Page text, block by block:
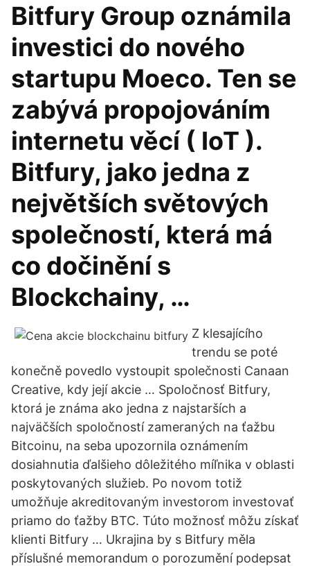
Bitfury Group oznámila
investici do nového
startupu Moeco. Ten se
zabývá propojováním
internetu věcí ( IoT ).
Bitfury, jako jedna z
největších světových
společností, která má
co dočinění s
Blockchainy, …
Z klesajícího
trendu se poté
konečně povedlo vystoupit společnosti Canaan
Creative, kdy její akcie … Spoločnosť Bitfury,
ktorá je známa ako jedna z najstarších a
najväčších spoločností zameraných na ťažbu
Bitcoinu, na seba upozornila oznámením
dosiahnutia ďalšieho dôležitého míľnika v oblasti
poskytovaných služieb. Po novom totiž
umožňuje akreditovaným investorom investovať
priamo do ťažby BTC. Túto možnosť môžu získať
klienti Bitfury … Ukrajina by s Bitfury měla
příslušné memorandum o porozumění podepsat